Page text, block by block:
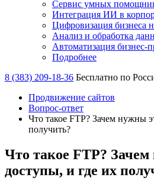
Сервис умных
Интеграция ИИ в
Цифровизация бизнеса
Анализ и обработка
Автоматизация бизнес-
Подробнее
8 (383) 209-18-36 Бесплатно по
Продвижение сайтов
Вопрос-ответ
Что такое FTP? Зачем нужны
получить?
Что такое FTP?
доступы, и где их